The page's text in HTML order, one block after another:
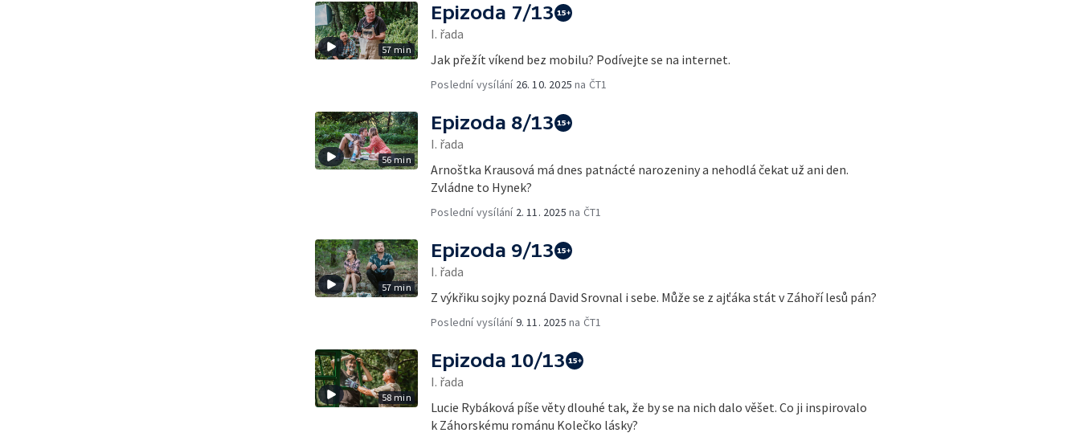
57 min
Epizoda 7/13
I. řada
Jak přežít víkend bez mobilu? Podívejte se na internet.
Poslední vysílání 26. 10. 2025 na ČT1
56 min
Epizoda 8/13
I. řada
Arnoštka Krausová má dnes patnácté narozeniny a nehodlá čekat už ani den.
Zvládne to Hynek?
Poslední vysílání 2. 11. 2025 na ČT1
57 min
Epizoda 9/13
I. řada
Z výkřiku sojky pozná David Srovnal i sebe. Může se z ajťáka stát v Záhoří lesů pán?
Poslední vysílání9. 11. 2025 na ČT1
58 min
Epizoda 10/13
I. řada
Lucie Rybáková píše věty dlouhé tak, že by se na nich dalo věšet. Co ji inspirovalo
k Záhorskému románu Kolečko lásky?